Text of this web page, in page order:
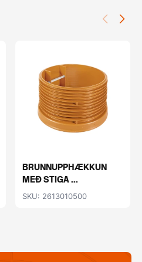
BRUNNUPPHÆKKUN
MEÐ STIGA ...
SKU: 2613010500